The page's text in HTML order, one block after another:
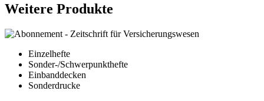
Weitere Produkte
Einzelhefte
Sonder-/Schwerpunkthefte
Einbanddecken
Sonderdrucke